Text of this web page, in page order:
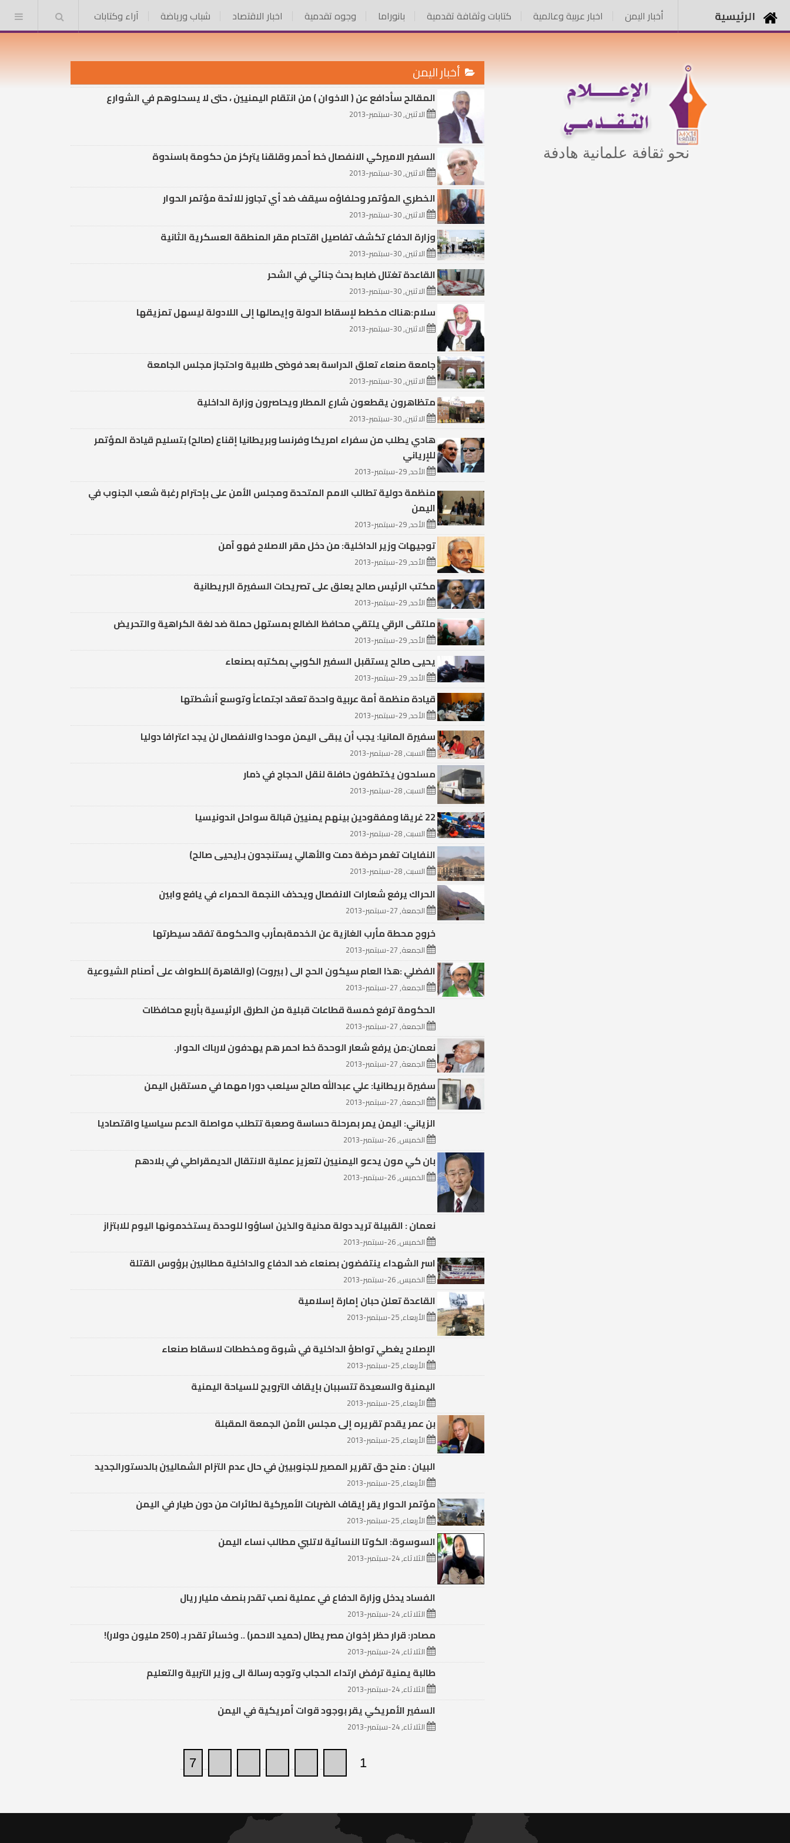
الرئيسية أخبار اليمن اخبار عربية وعالمية كتابات وثقافة تقدمية بانوراما وجوه تقدمية اخبار الاقتصاد شباب ورياضة آراء وكتابات
أخبار اليمن
المقالح سأدافع عن ( الاخوان ) من انتقام اليمنيين ، حتى لا يسحلوهم في الشوارع
الاثنين, 30-سبتمبر-2013
السفير الاميركي الانفصال خط أحمر وقلقنا يتركز من حكومة باسندوة
الاثنين, 30-سبتمبر-2013
الخطري المؤتمر وحلفاؤه سيقف ضد أي تجاوز للائحة مؤتمر الحوار
الاثنين, 30-سبتمبر-2013
وزارة الدفاع تكشف تفاصيل اقتحام مقر المنطقة العسكرية الثانية
الاثنين, 30-سبتمبر-2013
القاعدة تغتال ضابط بحث جنائي في الشحر
الاثنين, 30-سبتمبر-2013
سلام:هناك مخطط لإسقاط الدولة وإيصالها إلى اللادولة ليسهل تمزيقها
الاثنين, 30-سبتمبر-2013
جامعة صنعاء تعلق الدراسة بعد فوضى طلابية واحتجاز مجلس الجامعة
الاثنين, 30-سبتمبر-2013
متظاهرون يقطعون شارع المطار ويحاصرون وزارة الداخلية
الاثنين, 30-سبتمبر-2013
هادي يطلب من سفراء امريكا وفرنسا وبريطانيا إقناع (صالح) بتسليم قيادة المؤتمر
للإرياني
الأحد, 29-سبتمبر-2013
منظمة دولية تطالب الامم المتحدة ومجلس الأمن على بإحترام رغبة شعب الجنوب في
اليمن
الأحد, 29-سبتمبر-2013
توجيهات وزير الداخلية: من دخل مقر الاصلاح فهو آمن
الأحد, 29-سبتمبر-2013
مكتب الرئيس صالح يعلق على تصريحات السفيرة البريطانية
الأحد, 29-سبتمبر-2013
ملتقى الرقي يلتقي محافظ الضالع بمستهل حملة ضد لغة الكراهية والتحريض
الأحد, 29-سبتمبر-2013
يحيى صالح يستقبل السفير الكوبي بمكتبه بصنعاء
الأحد, 29-سبتمبر-2013
قيادة منظمة أمة عربية واحدة تعقد اجتماعاً وتوسع أنشطتها
الأحد, 29-سبتمبر-2013
سفيرة المانيا: يجب أن يبقى اليمن موحدا والانفصال لن يجد اعترافا دوليا
السبت, 28-سبتمبر-2013
مسلحون يختطفون حافلة لنقل الحجاج في ذمار
السبت, 28-سبتمبر-2013
22 غريقا ومفقودين بينهم يمنيين قبالة سواحل اندونيسيا
السبت, 28-سبتمبر-2013
النفايات تغمر حرضة دمت والأهالي يستنجدون بـ(يحيى صالح)
السبت, 28-سبتمبر-2013
الحراك يرفع شعارات الانفصال ويحذف النجمة الحمراء في يافع وابين
الجمعة, 27-سبتمبر-2013
خروج محطة مأرب الغازية عن الخدمةبمأرب والحكومة تفقد سيطرتها
الجمعة, 27-سبتمبر-2013
الفضلي :هذا العام سيكون الحج الى ( بيروت) (والقاهرة )للطواف على أصنام الشيوعية
الجمعة, 27-سبتمبر-2013
الحكومة ترفع خمسة قطاعات قبلية من الطرق الرئيسية بأربع محافظات
الجمعة, 27-سبتمبر-2013
نعمان:من يرفع شعار الوحدة خط احمر هم يهدفون لارباك الحوار.
الجمعة, 27-سبتمبر-2013
سفيرة بريطانيا: علي عبدالله صالح سيلعب دورا مهما في مستقبل اليمن
الجمعة, 27-سبتمبر-2013
الزياني: اليمن يمر بمرحلة حساسة وصعبة تتطلب مواصلة الدعم سياسيا واقتصاديا
الخميس, 26-سبتمبر-2013
بان كي مون يدعو اليمنيين لتعزيز عملية الانتقال الديمقراطي في بلادهم
الخميس, 26-سبتمبر-2013
نعمان : القبيلة تريد دولة مدنية والذين اساؤوا للوحدة يستخدمونها اليوم للابتزاز
الخميس, 26-سبتمبر-2013
اسر الشهداء ينتفضون بصنعاء ضد الدفاع والداخلية مطالبين برؤوس القتلة
الخميس, 26-سبتمبر-2013
القاعدة تعلن حبان إمارة إسلامية
الأربعاء, 25-سبتمبر-2013
الإصلاح يغطي تواطؤ الداخلية في شبوة ومخططات لاسقاط صنعاء
الأربعاء, 25-سبتمبر-2013
اليمنية والسعيدة تتسببان بإيقاف الترويج للسياحة اليمنية
الأربعاء, 25-سبتمبر-2013
بن عمر يقدم تقريره إلى مجلس الأمن الجمعة المقبلة
الأربعاء, 25-سبتمبر-2013
البيان : منح حق تقرير المصير للجنوبيين في حال عدم التزام الشماليين بالدستورالجديد
الأربعاء, 25-سبتمبر-2013
مؤتمر الحوار يقر إيقاف الضربات الأميركية لطائرات من دون طيار في اليمن
الأربعاء, 25-سبتمبر-2013
السوسوة: الكوتا النسائية لاتلبي مطالب نساء اليمن
الثلاثاء, 24-سبتمبر-2013
الفساد يدخل وزارة الدفاع في عملية نصب تقدر بنصف مليار ريال
الثلاثاء, 24-سبتمبر-2013
مصادر: قرار حظر إخوان مصر يطال (حميد الاحمر) .. وخسائر تقدر بـ (250 مليون دولار)!
الثلاثاء, 24-سبتمبر-2013
طالبة يمنية ترفض ارتداء الحجاب وتوجه رسالة الى وزير التربية والتعليم
الثلاثاء, 24-سبتمبر-2013
السفير الأمريكي يقر بوجود قوات أمريكية في اليمن
الثلاثاء, 24-سبتمبر-2013
1
7
نحو ثقافة علمانية هادفة